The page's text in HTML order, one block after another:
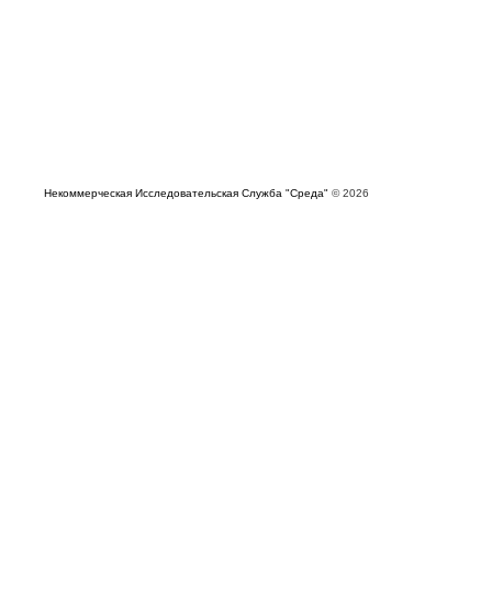
Некоммерческая Исследовательская Служба "Среда" © 2026